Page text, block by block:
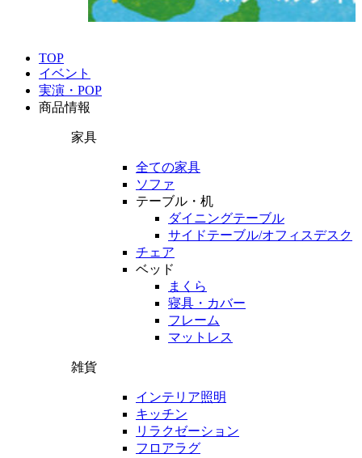
TOP
イベント
実演・POP
商品情報
家具
全ての家具
ソファ
テーブル・机
ダイニングテーブル
サイドテーブル/オフィスデスク
チェア
ベッド
まくら
寝具・カバー
フレーム
マットレス
雑貨
インテリア照明
キッチン
リラクゼーション
フロアラグ